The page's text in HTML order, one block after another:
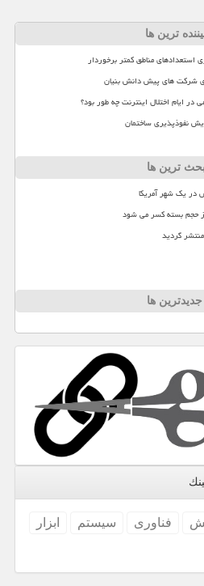
ترین ها
مناطق کمتر برخوردار
شرکت های پیش دانش بنیان
در ایام اختلال اینترنت چه طور بود؟
نفوذپذیری ساختمان
ترین ها
یک شهر آمریکا
حجم بسته کسر می شود
گردید
جدیدترین ها
فناوری سیستم
ابزار